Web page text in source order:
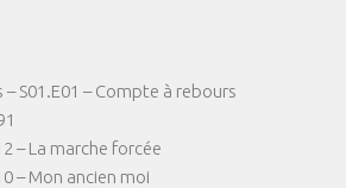
S01.E01 – Compte à rebours
– La marche forcée
– Mon ancien moi